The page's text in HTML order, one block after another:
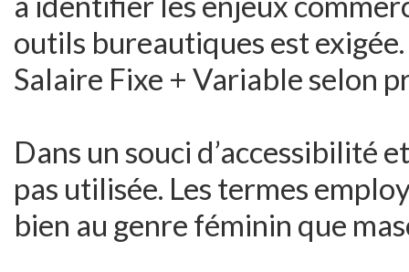
outils bureautiques est exigée.
Salaire Fixe + Variable selon
Dans un souci d’accessibilité
pas utilisée. Les termes
bien au genre féminin que